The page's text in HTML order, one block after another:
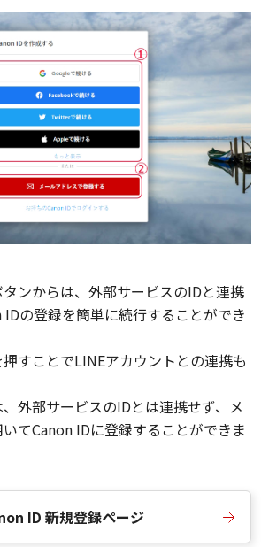
ンからは、外部サービスのIDと連携
IDの登録を簡単に続行することができ
押すことでLINEアカウントとの連携も
外部サービスのIDとは連携せず、メ
てCanon IDに登録することができま
ID 新規登録ページ